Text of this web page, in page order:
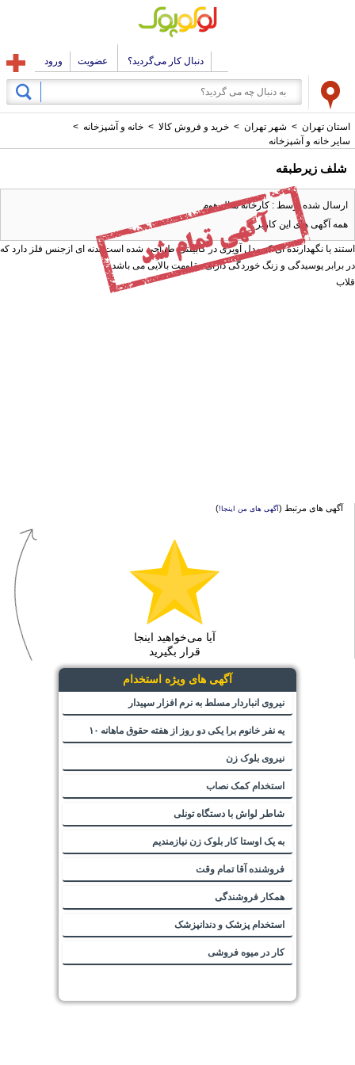
دنبال کار می‌گردید؟ عضویت ورود
استان تهران > شهر تهران > خرید و فروش کالا > خانه و آشپزخانه >
سایر خانه و آشپزخانه
شلف زیرطبقه
ارسال شده توسط : کارخانه متال هوم
همه آگهی های این کاربر
استند یا نگهدارنده ای که مدل آویزی در کابینتی طراحی شده است بدنه ای ازجنس فلز دارد که
در برابر پوسیدگی و زنگ خوردگی دارای مقاومت بالایی می باشد.
قلاب
آگهی های مرتبط (آگهی های من اینجا!)
آیا می‌خواهید اینجا
قرار بگیرید
آگهی های ویژه استخدام
نیروی انباردار مسلط به نرم افزار سپیدار
یه نفر خانوم برا یکی دو روز از هفته حقوق ماهانه ۱۰
نیروی بلوک زن
استخدام کمک نصاب
شاطر لواش با دستگاه تونلی
به یک اوستا کار بلوک زن نیازمندیم
فروشنده آقا تمام وقت
همکار فروشندگی
استخدام پزشک و دندانپزشک
کار در میوه فروشی